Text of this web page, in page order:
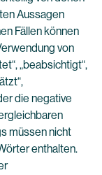
Aussagen
Fällen können
von
„beabsichtigt“,
die negative
müssen nicht
enthalten.